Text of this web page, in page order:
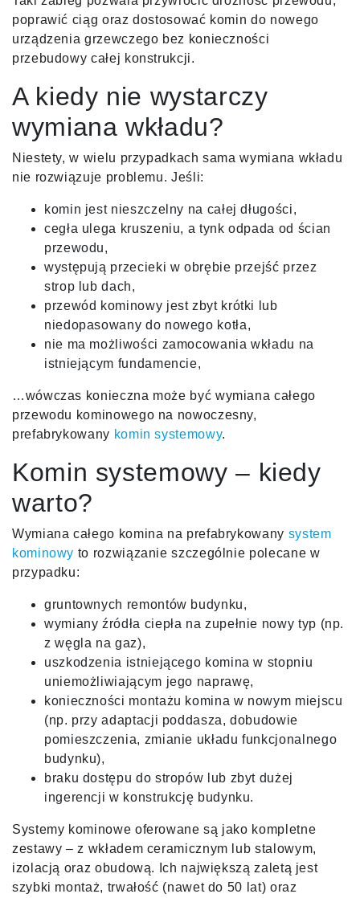
poprawić ciąg oraz dostosować komin do nowego
urządzenia grzewczego bez konieczności
przebudowy całej konstrukcji.
A kiedy nie wystarczy
wymiana wkładu?
Niestety, w wielu przypadkach sama wymiana wkładu
nie rozwiązuje problemu. Jeśli:
komin jest nieszczelny na całej długości,
cegła ulega kruszeniu, a tynk odpada od ścian
przewodu,
występują przecieki w obrębie przejść przez
strop lub dach,
przewód kominowy jest zbyt krótki lub
niedopasowany do nowego kotła,
nie ma możliwości zamocowania wkładu na
istniejącym fundamencie,
…wówczas konieczna może być wymiana całego
przewodu kominowego na nowoczesny,
prefabrykowany komin systemowy.
Komin systemowy – kiedy
warto?
Wymiana całego komina na prefabrykowany system
kominowy to rozwiązanie szczególnie polecane w
przypadku:
gruntownych remontów budynku,
wymiany źródła ciepła na zupełnie nowy typ (np.
z węgla na gaz),
uszkodzenia istniejącego komina w stopniu
uniemożliwiającym jego naprawę,
konieczności montażu komina w nowym miejscu
(np. przy adaptacji poddasza, dobudowie
pomieszczenia, zmianie układu funkcjonalnego
budynku),
braku dostępu do stropów lub zbyt dużej
ingerencji w konstrukcję budynku.
Systemy kominowe oferowane są jako kompletne
zestawy – z wkładem ceramicznym lub stalowym,
izolacją oraz obudową. Ich największą zaletą jest
szybki montaż, trwałość (nawet do 50 lat) oraz